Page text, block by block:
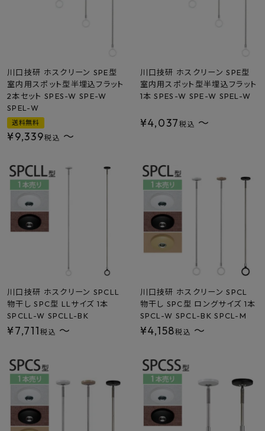
川口技研 ホスクリーン SPE型
室内用スポット型半埋込フラット
2本セット SPES-W SPE-W
SPEL-W
送料無料
¥9,339税込 〜
川口技研 ホスクリーン SPE型
室内用スポット型半埋込フラット
1本 SPES-W SPE-W SPEL-W
¥4,037税込 〜
川口技研 ホスクリーン SPCLL
物干し SPC型 LLサイズ 1本
SPCLL-W SPCLL-BK
¥7,711 税込 〜
川口技研 ホスクリーン SPCL
物干し SPC型 ロングサイズ 1本
SPCL-W SPCL-BK SPCL-M
¥4,158税込 〜